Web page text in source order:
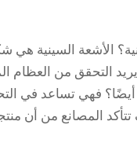
الأشعة السينية هي
التحقق من
أيضًا؟ فهي تساعد في
المصانع من أن